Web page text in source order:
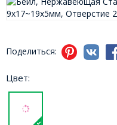
Поделиться:
Цвет: